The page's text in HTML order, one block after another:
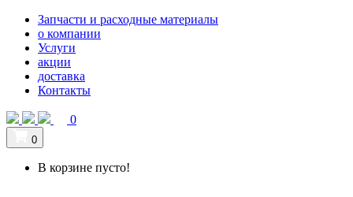
Запчасти и расходные материалы
о компании
Услуги
акции
доставка
Контакты
0
0
В корзине пусто!